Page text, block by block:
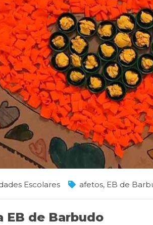
Escolares afetos, EB de
EB de Barbudo